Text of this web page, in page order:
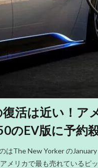
活は近い！ア
のEV版に予約
The New Yorker の
メリカで最も売れているピ